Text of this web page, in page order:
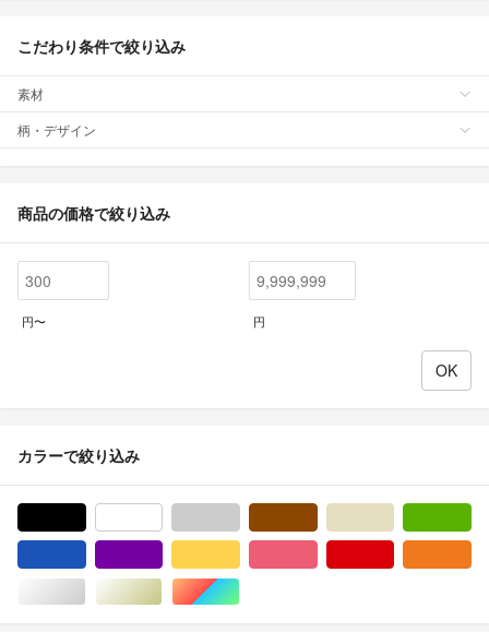
こだわり条件で絞り込み
素材
柄・デザイン
商品の価格で絞り込み
円〜 円
カラーで絞り込み
シルバー/銀色系ゴールド/金色系マルチカラー